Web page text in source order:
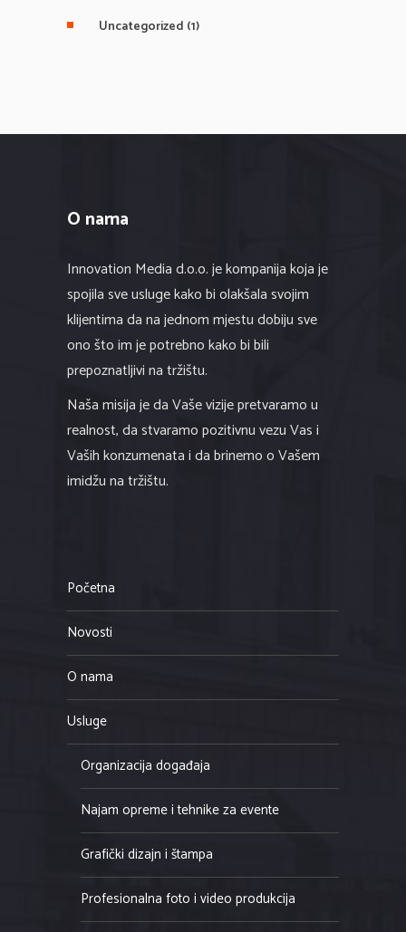
Uncategorized (1)
O nama
Innovation Media d.o.o. je kompanija koja je
spojila sve usluge kako bi olakšala svojim
klijentima da na jednom mjestu dobiju sve
ono što im je potrebno kako bi bili
prepoznatljivi na tržištu.
Naša misija je da Vaše vizije pretvaramo u
realnost, da stvaramo pozitivnu vezu Vas i
Vaših konzumenata i da brinemo o Vašem
imidžu na tržištu.
Početna
Novosti
O nama
Usluge
Organizacija događaja
Najam opreme i tehnike za evente
Grafički dizajn i štampa
Profesionalna foto i video produkcija